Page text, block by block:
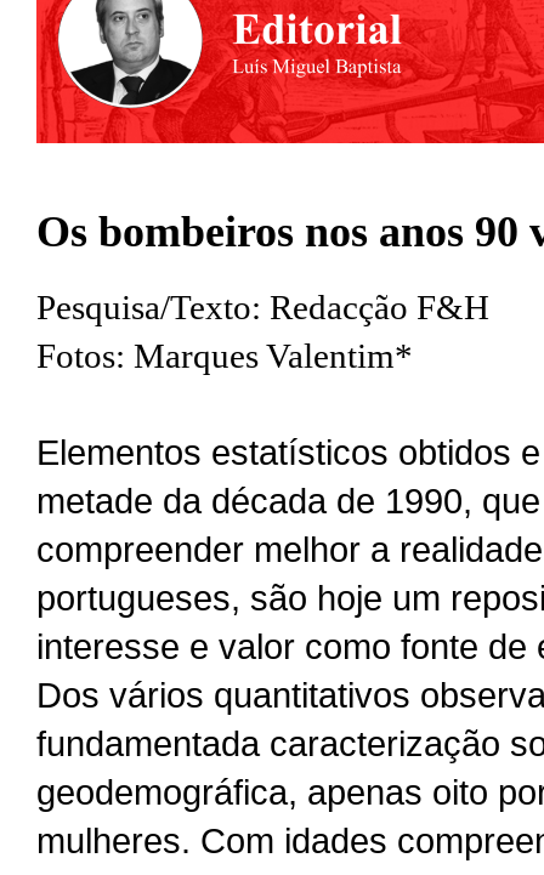
Os bombeiros nos anos 90
Pesquisa/Texto: Redacção F&H
Fotos: Marques Valentim*
Elementos estatísticos obtidos
metade da década de 1990,
compreender melhor a
portugueses, são hoje um
interesse e valor como fonte de
Dos vários quantitativos
fundamentada caracterização
geodemográfica, apenas oito
mulheres. Com idades